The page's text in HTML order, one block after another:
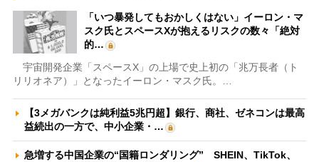
「いつ暴発してもおかしくはない」イーロン・マ
スク氏とスペースXが抱えるリスクの数々「絶対
的…
宇宙開発企業「スペースX」の上場で史上初の「兆万長者（ト
リリオネア）」となったイーロン・マスク氏。…
【3メガバンクは純利益5兆円超】銀行、商社、ゼネコンは最高
益続出の一方で、中小企業・…
急増する中国企業の“国籍ロンダリング” SHEIN、TikTok、